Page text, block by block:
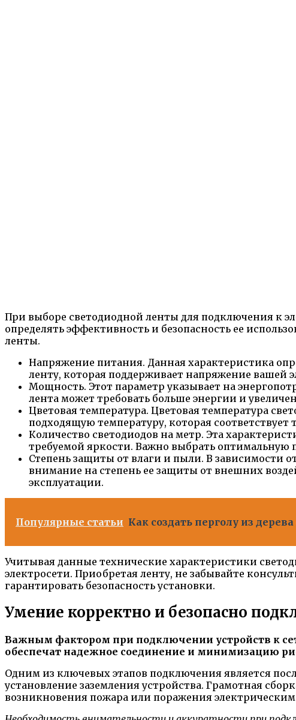
При выборе светодиодной ленты для подключения к
определять эффективность и безопасность ее
ленты.
Напряжение питания. Данная характеристика
ленту, которая поддерживает напряжение вашей
Мощность. Этот параметр указывает на
лента может требовать больше энергии и
Цветовая температура. Цветовая температура
подходящую температуру, которая
Количество светодиодов на метр. Эта
требуемой яркости. Важно выбрать оптимальную
Степень защиты от влаги и пыли. В зависимости
внимание на степень ее защиты от внешних
эксплуатации.
Популярные статьи Как создать перголу из
Учитывая данные технические характеристики
электросети. Приобретая ленту, не забывайте
гарантировать безопасность установки.
Умение корректно и безопасно
Важным фактором при подключении устройств к
обеспечат надежное соединение и минимизацию
Одним из ключевых этапов подключения является
установление заземления устройства. Грамотная
возникновения пожара или поражения